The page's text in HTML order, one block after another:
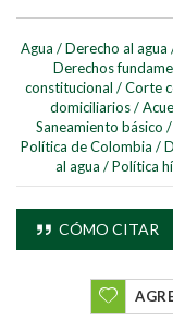
Agua / Derecho al agua
Derechos
constitucional / Corte
domiciliarios /
Saneamiento básico /
Política de Colombia /
al agua / Política
CÓMO CITAR